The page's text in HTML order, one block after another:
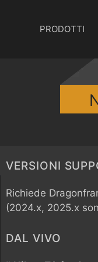
PRODOTTI
VERSIONI
Richiede
(2024.x, 2025.x
DAL VIVO